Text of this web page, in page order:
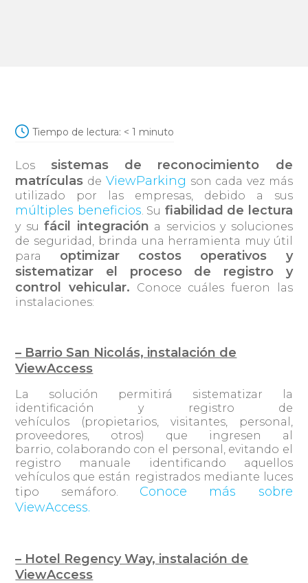
Tiempo de lectura: < 1 minuto
Los sistemas de reconocimiento de
matrículas de ViewParking son cada vez más
utilizado por las empresas, debido a sus
múltiples beneficios. Su fiabilidad de lectura
y sufácil integración a servicios y soluciones
de seguridad, brinda una herramienta muy útil
para optimizar costos operativos y
sistematizar el proceso de registro y
control vehicular. Conoce cuáles fueron las
instalaciones:
– Barrio San Nicolás, instalación de
ViewAccess
La solución permitirá sistematizar la
identificación y registro de
vehículos (propietarios, visitantes, personal,
proveedores, otros) que ingresen al
barrio, colaborando con el personal, evitando el
registro manuale identificando aquellos
vehículos que están registrados mediante luces
tipo semáforo. Conoce más sobre
ViewAccess.
– Hotel Regency Way, instalación de
ViewAccess